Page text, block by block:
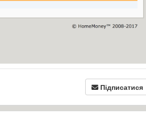
Підписатися